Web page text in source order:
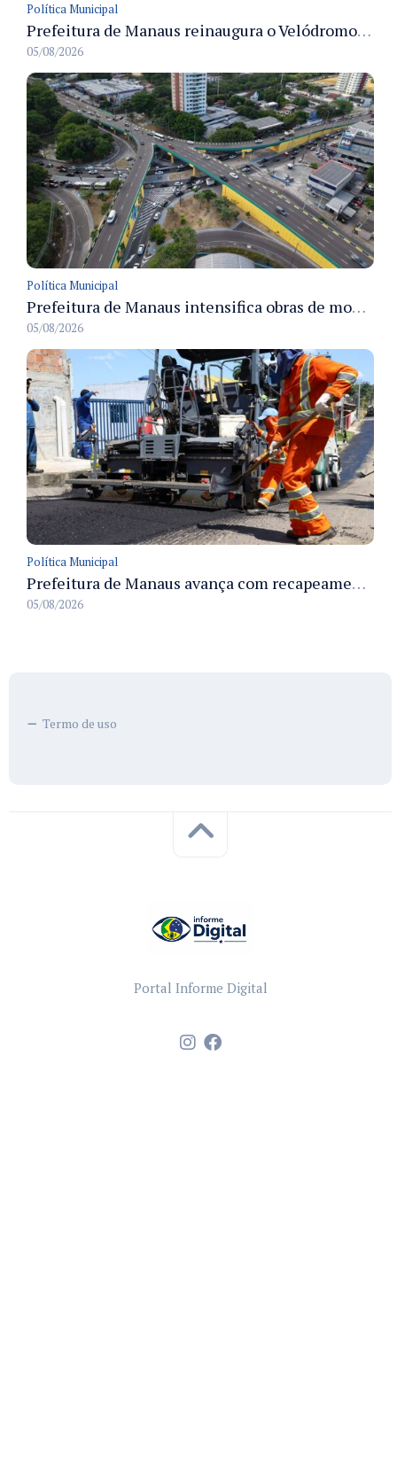
Política Municipal
Prefeitura de Manaus reinaugura o Velódromo Professora Alzira Campos e entrega espaço esportivo totalmente revitalizado
05/08/2026
Política Municipal
Prefeitura de Manaus intensifica obras de modernização no viaduto Miguel Arraes para ampliar segurança e acessibilidade na região
05/08/2026
Política Municipal
Prefeitura de Manaus avança com recapeamento no Parque Rio Solimões e cobre cerca de 30 ruas
05/08/2026
Termo de uso
Portal Informe Digital